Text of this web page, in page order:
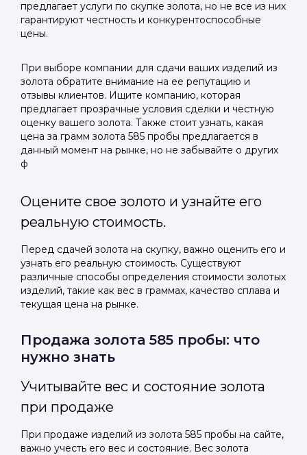
предлагает услуги по скупке золота, но не все из них
гарантируют честность и конкурентоспособные
цены.
При выборе компании для сдачи ваших изделий из
золота обратите внимание на ее репутацию и
отзывы клиентов. Ищите компанию, которая
предлагает прозрачные условия сделки и честную
оценку вашего золота. Также стоит узнать, какая
цена за грамм золота 585 пробы предлагается в
данный момент на рынке, но не забывайте о других
ф
Оцените свое золото и узнайте его
реальную стоимость.
Перед сдачей золота на скупку, важно оценить его и
узнать его реальную стоимость. Существуют
различные способы определения стоимости золотых
изделий, такие как вес в граммах, качество сплава и
текущая цена на рынке.
Продажа золота 585 пробы: что
нужно знать
Учитывайте вес и состояние золота
при продаже
При продаже изделий из золота 585 пробы на сайте,
важно учесть его вес и состояние. Вес золота